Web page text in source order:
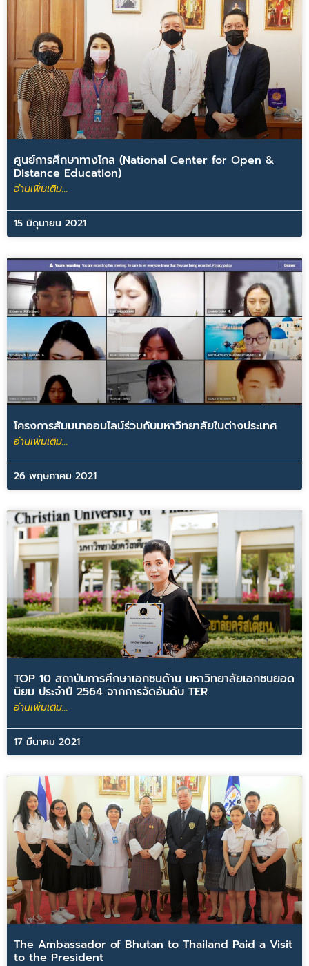
ศูนย์การศึกษาทางไกล (National Center for Open &
Distance Education)
อ่านเพิ่มเติม...
15 มิถุนายน 2021
โครงการสัมมนาออนไลน์ร่วมกับมหาวิทยาลัยในต่างประเทศ
อ่านเพิ่มเติม...
26 พฤษภาคม 2021
TOP 10 สถาบันการศึกษาเอกชนด้าน มหาวิทยาลัยเอกชนยอด
นิยม ประจำปี 2564 จากการจัดอันดับ TER
อ่านเพิ่มเติม...
17 มีนาคม 2021
The Ambassador of Bhutan to Thailand Paid a Visit
to the President